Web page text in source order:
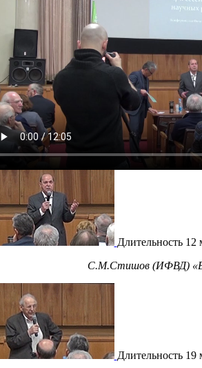
Длительность 12
С.М.Стишов (ИФВД)
Длительность 19